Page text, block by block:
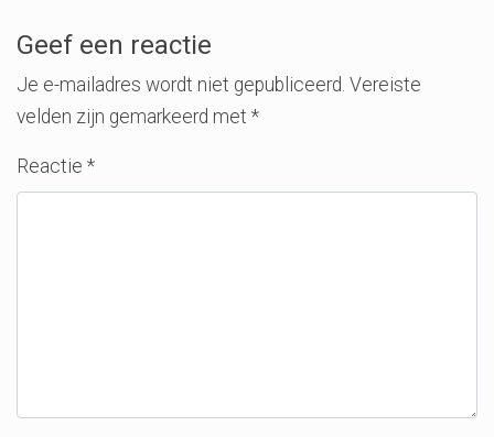
Geef een reactie
Je e-mailadres wordt niet gepubliceerd. Vereiste
velden zijn gemarkeerd met *
Reactie *